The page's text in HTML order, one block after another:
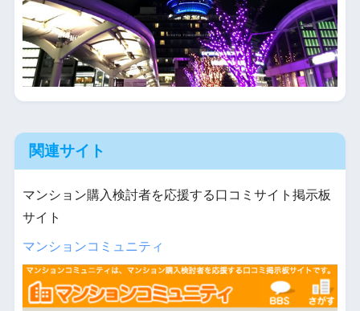
関連サイト
マンション購入検討者を応援する口コミサイト掲示板
サイト
マンションコミュニティ